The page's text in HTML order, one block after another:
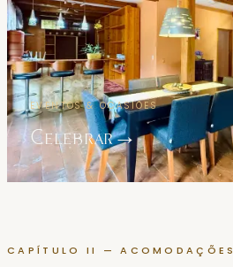
EVENTOS & OCASIÕES
Celebrar→
CAPÍTULO II — ACOMODAÇÕES